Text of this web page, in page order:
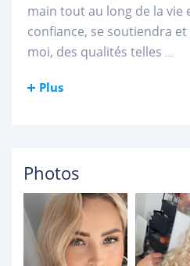
main tout au long de la vie
confiance, se soutiendra
moi, des qualités telles ...
Plus
Photos